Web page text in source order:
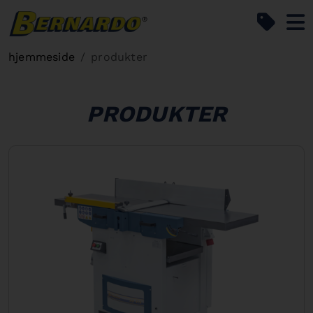
hjemmeside produkter
PRODUKTER